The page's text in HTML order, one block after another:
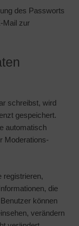
des Passworts
Mail zur
schreibst, wird
gespeichert.
automatisch
Moderations-
registrieren,
die
können
verändern